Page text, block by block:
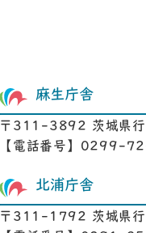
麻生庁舎
〒311-3892 茨城県
【電話番号】0299-
北浦庁舎
〒311-1792 茨城県